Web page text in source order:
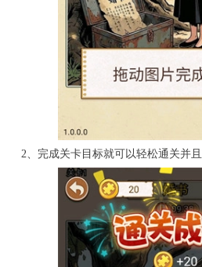
2、完成关卡目标就可以轻松通关并且